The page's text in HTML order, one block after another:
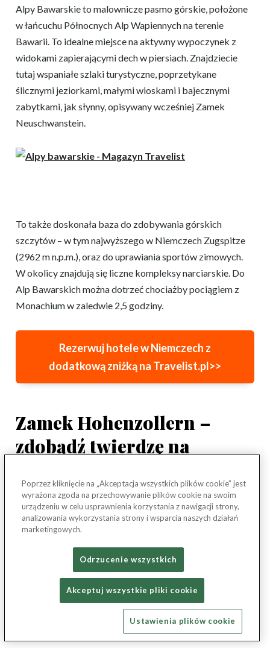
Alpy Bawarskie to malownicze pasmo górskie, położone
w łańcuchu Północnych Alp Wapiennych na terenie
Bawarii. To idealne miejsce na aktywny wypoczynek z
widokami zapierającymi dech w piersiach. Znajdziecie
tutaj wspaniałe szlaki turystyczne, poprzetykane
ślicznymi jeziorkami, małymi wioskami i bajecznymi
zabytkami, jak słynny, opisywany wcześniej Zamek
Neuschwanstein.
To także doskonała baza do zdobywania górskich
szczytów – w tym najwyższego w Niemczech Zugspitze
(2962 m n.p.m.), oraz do uprawiania sportów zimowych.
W okolicy znajdują się liczne kompleksy narciarskie. Do
Alp Bawarskich można dotrzeć chociażby pociągiem z
Monachium w zaledwie 2,5 godziny.
Rezerwuj hotele w Niemczech z
dodatkową zniżką na Travelist.pl>>
Zamek Hohenzollern –
zdobądź twierdzę na
Położony na zalesionym szczycie góry Hohenzollern,
Zamek Hohenzollern to jeden z najchętniej odwiedzanych
zamków w tej części Niemiec. Twierdza znajduje się w
Badenii-Wirtembergii, 50 km od Stuttgartu. Zamek
pochodzi z 1454 roku i należy – po dziś dzień – do dynastii
Poprzez kliknięcie na „Akceptacja wszystkich plików cookie” jest
wyrażona zgoda na przechowywanie plików cookie na swoim
urządzeniu w celu usprawnienia korzystania z nawigacji strony,
analizowania wykorzystania strony i wsparcia naszych działań
marketingowych.
Odrzucenie wszystkich
Akceptuj wszystkie pliki cookie
Ustawienia plików cookie